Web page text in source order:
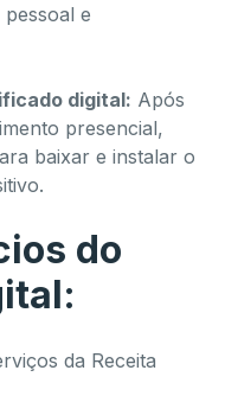
e
digital: Após
presencial,
baixar e instalar o
do
da Receita